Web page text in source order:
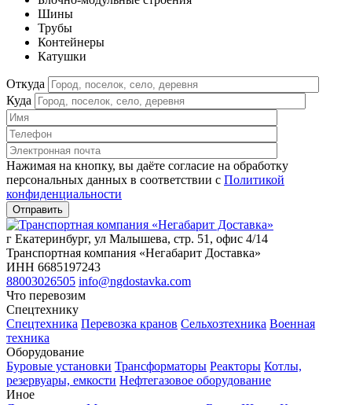
Шины
Трубы
Контейнеры
Катушки
Откуда
Куда
Нажимая на кнопку, вы даёте согласие на обработку
персональных данных в соответствии c Политикой
конфиденциальности
г Екатеринбург, ул Малышева, стр. 51, офис 4/14
Транспортная компания «Негабарит Доставка»
ИНН 6685197243
88003026505 info@ngdostavka.com
Что перевозим
Спецтехнику
Спецтехника Перевозка кранов Сельхозтехника Военная
техника
Оборудование
Буровые установки Трансформаторы Реакторы Котлы,
резервуары, емкости Нефтегазовое оборудование
Иное